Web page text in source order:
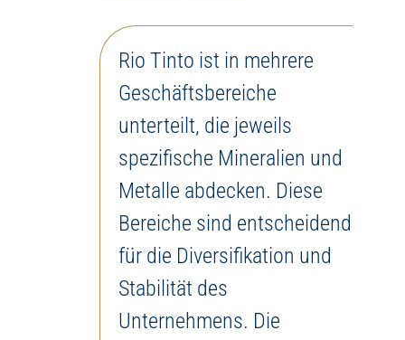
Rio Tinto ist in mehrere
Geschäftsbereiche
unterteilt, die jeweils
spezifische Mineralien und
Metalle abdecken. Diese
Bereiche sind entscheidend
für die Diversifikation und
Stabilität des
Unternehmens. Die